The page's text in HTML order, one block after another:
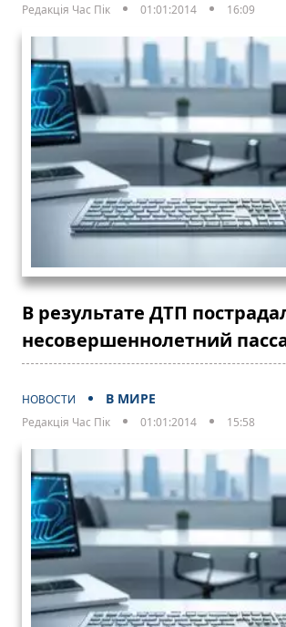
Редакція Час Пік 01:01:2014 16:09
В результате ДТП
несовершеннолетний
НОВОСТИ В МИРЕ
Редакція Час Пік 01:01:2014 15:58